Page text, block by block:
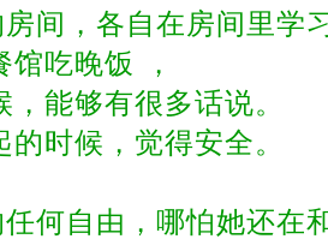
间，各自在房间里学
吃晚饭 ，
能够有很多话说。
时候，觉得安全。
何自由，哪怕她还在